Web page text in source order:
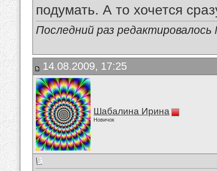
подумать. А то хочется
Последний раз редактировалось
14.08.2009, 17:25
Шабалина Ирина
Новичок